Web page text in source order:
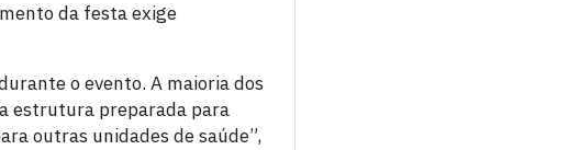
da festa exige
o evento. A maioria dos
estrutura preparada para
outras unidades de saúde”,